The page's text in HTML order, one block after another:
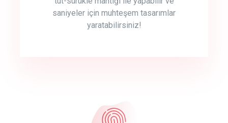
saniyeler için muhteşem tasarımlar
yaratabilirsiniz!